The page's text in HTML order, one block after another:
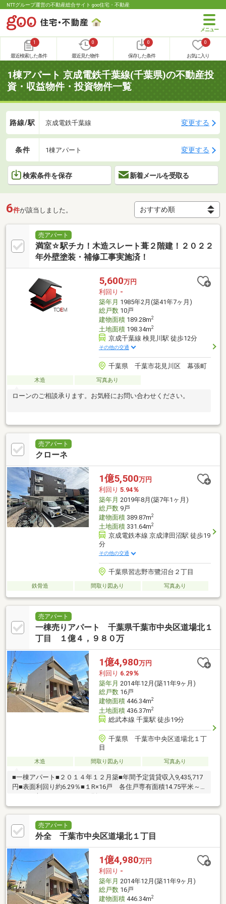
NTTグループ運営の不動産総合サイト goo住宅・不動産
1
最近検索した条件
0
最近見た物件
0
保存した条件
0
お気に入り
1棟アパート 京成電鉄千葉線(千葉県)の不動産投
資・収益物件・投資物件一覧
路線/駅 京成電鉄千葉線 変更する
条件 1棟アパート 変更する
検索条件を保存 新着メールを受取る
6件が該当しました。
売アパート
満室☆駅チカ！木造スレート葺２階建！２０２２
年外壁塗装・補修工事実施済！
5,600万円
利回り -
築年月 1985年2月(築41年7ヶ月)
総戸数10戸
建物面積189.28m2
土地面積198.34m2
京成千葉線 検見川駅 徒歩12分
その他の交通
千葉県 千葉市花見川区 幕張町
木造 写真あり
ローンのご相談承ります。お気軽にお問い合わせください。
売アパート
クローネ
1億5,500万円
利回り 5.94％
築年月 2019年8月(築7年1ヶ月)
総戸数9戸
建物面積389.87m2
土地面積331.64m2
京成電鉄本線 京成津田沼駅 徒歩19
分
その他の交通
千葉県習志野市鷺沼台２丁目
鉄骨造 間取り図あり 写真あり
売アパート
一棟売りアパート 千葉県千葉市中央区道場北１
丁目 １億４，９８０万
1億4,980万円
利回り 6.29％
築年月 2014年12月(築11年9ヶ月)
総戸数16戸
建物面積446.34m2
土地面積436.37m2
総武本線 千葉駅 徒歩19分
千葉県 千葉市中央区道場北１丁
目
木造 間取り図あり 写真あり
■一棟アパート■２０１４年１２月築■年間予定賃貸収入9,435,717
円■表面利回り約6.29％■１R×16戸 各住戸専有面積14.75平米～
売アパート
外全 千葉市中央区道場北１丁目
1億4,980万円
利回り -
築年月 2014年12月(築11年9ヶ月)
総戸数16戸
建物面積446.34m2